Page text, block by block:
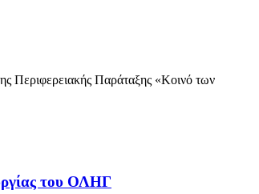
Παράταξης «Κοινό των
του ΟΛΗΓ